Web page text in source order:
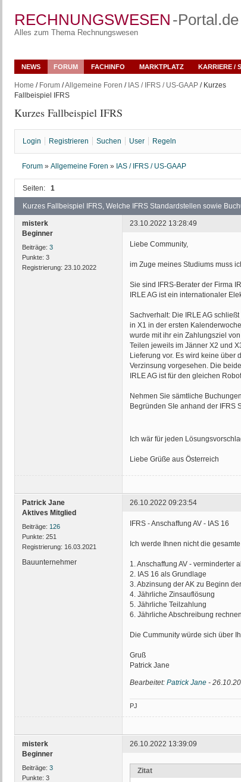
RECHNUNGSWESEN -Portal.de
Alles zum Thema Rechnungswesen
NEWS FORUM FACHINFO MARKTPLATZ KARRIERE /
Home / Forum/Allgemeine Foren / IAS / IFRS / US-GAAP/ Kurzes
Fallbeispiel IFRS
Kurzes Fallbeispiel IFRS
Login Registrieren Suchen User Regeln
Forum » Allgemeine Foren » IAS / IFRS / US-GAAP
Seiten: 1
Kurzes Fallbeispiel IFRS, Welche IFRS Standardstellen sowie
misterk
Beginner
Beiträge: 3
Punkte: 3
Registrierung: 23.10.2022
23.10.2022 13:28:49
Liebe Community,
im Zuge meines Studiums muss
Sie sind IFRS-Berater der Firma
IRLE AG ist ein internationaler
Sachverhalt: Die IRLE AG
in X1 in der ersten
wurde mit ihr ein Zahlungsziel
Teilen jeweils im Jänner X2 und
Lieferung vor. Es wird keine über
Verzinsung vorgesehen. Die
IRLE AG ist für den gleichen
Nehmen Sie sämtliche
Begründen SIe anhand der IFRS
Ich wär für jeden
Liebe Grüße aus Österreich
Patrick Jane
Aktives Mitglied
Beiträge: 126
Punkte: 251
Registrierung: 16.03.2021
Bauunternehmer
26.10.2022 09:23:54
IFRS - Anschaffung AV - IAS 16
Ich werde Ihnen nicht die
1. Anschaffung AV - verminderter
2. IAS 16 als Grundlage
3. Abzinsung der AK zu Beginn
4. Jährliche Zinsauflösung
5. Jährliche Teilzahlung
6. Jährliche Abschreibung
Die Cummunity würde sich über
Gruß
Patrick Jane
Bearbeitet: Patrick Jane-
PJ
misterk
Beginner
Beiträge: 3
Punkte: 3
26.10.2022 13:39:09
Zitat